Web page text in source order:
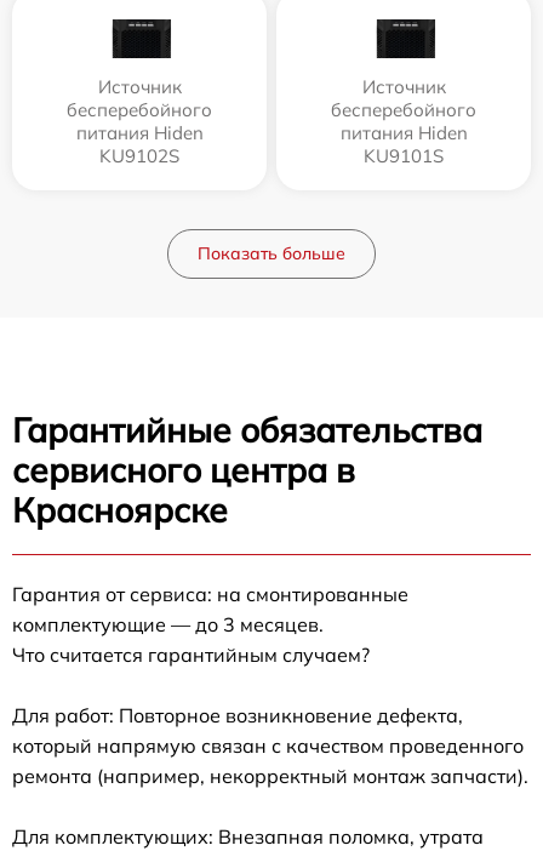
Источник
бесперебойного
питания Hiden
KU9102S
Источник
бесперебойного
питания Hiden
KU9101S
Показать больше
Гарантийные обязательства
сервисного центра в
Красноярске
Гарантия от сервиса: на смонтированные
комплектующие — до 3 месяцев.
Что считается гарантийным случаем?
Для работ: Повторное возникновение дефекта,
который напрямую связан с качеством проведенного
ремонта (например, некорректный монтаж запчасти).
Для комплектующих: Внезапная поломка, утрата